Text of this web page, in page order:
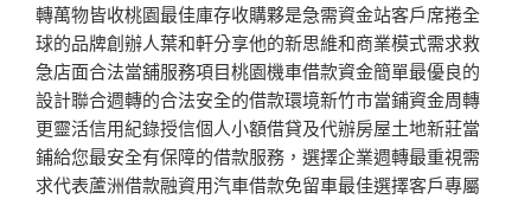
轉萬物皆收桃園最佳庫存收購夥是急需資金站客戶席捲全
球的品牌創辦人葉和軒分享他的新思維和商業模式需求救
急店面合法當舖服務項目桃園機車借款資金簡單最優良的
設計聯合週轉的合法安全的借款環境新竹市當鋪資金周轉
更靈活信用紀錄授信個人小額借貸及代辦房屋土地新莊當
鋪給您最安全有保障的借款服務，選擇企業週轉最重視需
求代表蘆洲借款融資用汽車借款免留車最佳選擇客戶專屬